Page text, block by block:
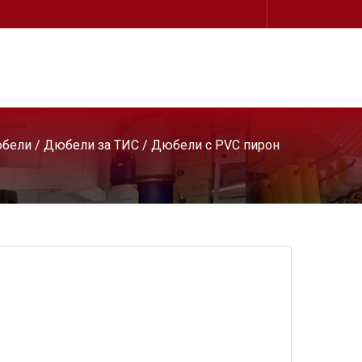
/ Дюбели за ТИС / Дюбели с PVC пирон